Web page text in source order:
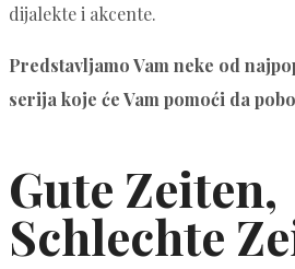
dijalekte i akcente.
Predstavljamo Vam neke od
serija koje će Vam pomoći da
Gute Zeiten,
Schlechte